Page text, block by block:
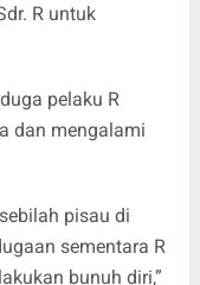
R untuk
pelaku R
dan mengalami
pisau di
sementara R
bunuh diri,”